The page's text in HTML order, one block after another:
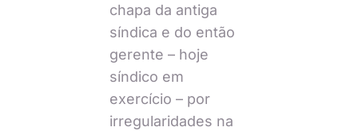
chapa da antiga
síndica e do então
gerente – hoje
síndico em
exercício – por
irregularidades na